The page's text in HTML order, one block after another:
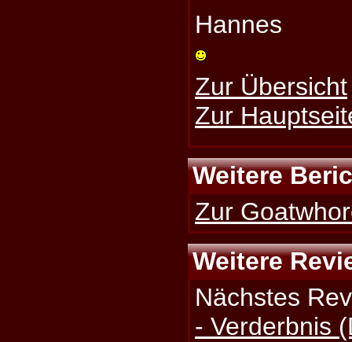
Hannes
Zur Übersicht
Zur
Weitere
Zur
Weitere
Nächstes
- Verderbnis